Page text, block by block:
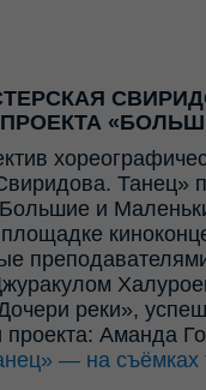
Танец»
и
реки»,
Аманда
— на съёмках